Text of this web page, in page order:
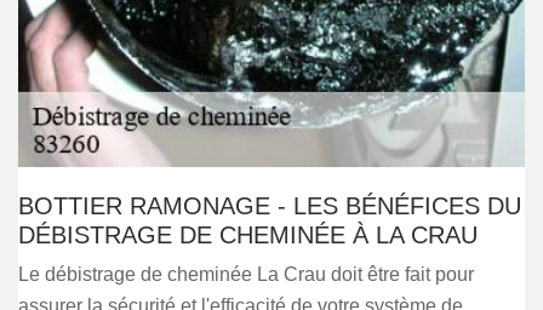
BOTTIER RAMONAGE - LES BÉNÉFICES DU
DÉBISTRAGE DE CHEMINÉE À LA CRAU
Le débistrage de cheminée La Crau doit être fait pour
assurer la sécurité et l'efficacité de votre système de